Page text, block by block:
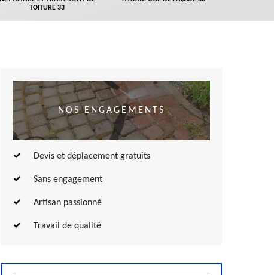
TOITURE 33
NOS ENGAGEMENTS
Devis et déplacement gratuits
Sans engagement
Artisan passionné
Travail de qualité